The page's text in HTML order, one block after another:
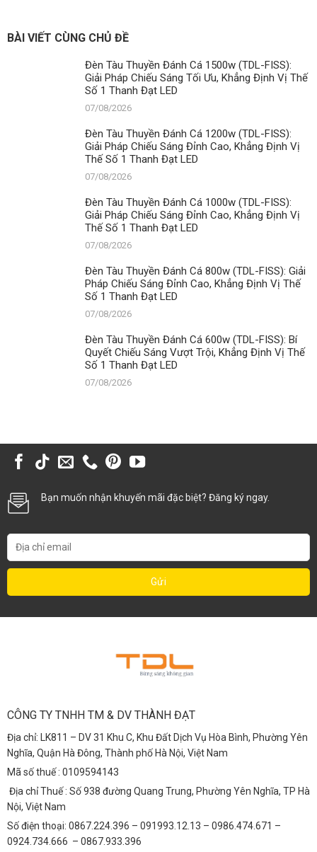
BÀI VIẾT CÙNG CHỦ ĐỀ
Đèn Tàu Thuyền Đánh Cá 1500w (TDL-FISS):
Giải Pháp Chiếu Sáng Tối Ưu, Khẳng Định Vị Thế
Số 1 Thanh Đạt LED
07/08/2026
Đèn Tàu Thuyền Đánh Cá 1200w (TDL-FISS):
Giải Pháp Chiếu Sáng Đỉnh Cao, Khẳng Định Vị
Thế Số 1 Thanh Đạt LED
07/08/2026
Đèn Tàu Thuyền Đánh Cá 1000w (TDL-FISS):
Giải Pháp Chiếu Sáng Đỉnh Cao, Khẳng Định Vị
Thế Số 1 Thanh Đạt LED
07/08/2026
Đèn Tàu Thuyền Đánh Cá 800w (TDL-FISS): Giải
Pháp Chiếu Sáng Đỉnh Cao, Khẳng Định Vị Thế
Số 1 Thanh Đạt LED
07/08/2026
Đèn Tàu Thuyền Đánh Cá 600w (TDL-FISS): Bí
Quyết Chiếu Sáng Vượt Trội, Khẳng Định Vị Thế
Số 1 Thanh Đạt LED
07/08/2026
Bạn muốn nhận khuyến mãi đặc biệt? Đăng ký ngay.
CÔNG TY TNHH TM & DV THÀNH ĐẠT
Địa chỉ: LK811 – DV 31 Khu C, Khu Đất Dịch Vụ Hòa Bình, Phường Yên
Nghĩa, Quận Hà Đông, Thành phố Hà Nội, Việt Nam
Mã số thuế : 0109594143
Địa chỉ Thuế : Số 938 đường Quang Trung, Phường Yên Nghĩa, TP Hà
Nội, Việt Nam
Số điện thoại: 0867.224.396 – 091993.12.13 – 0986.474.671 –
0924.734.666 – 0867.933.396